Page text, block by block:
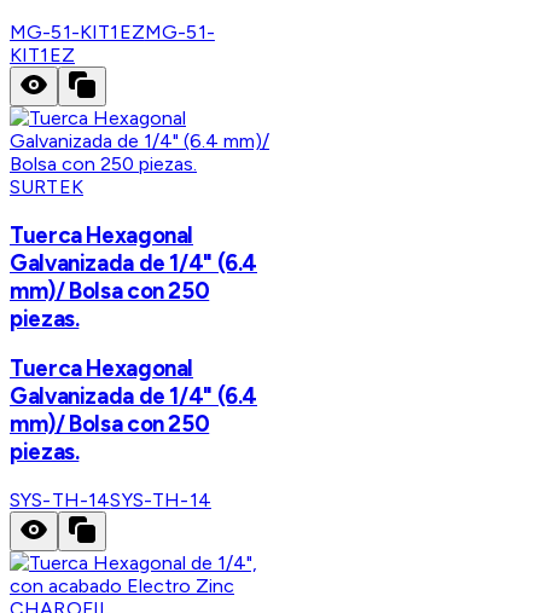
MG-51-KIT1EZMG-51-
KIT1EZ
SURTEK
Tuerca Hexagonal
Galvanizada de 1/4" (6.4
mm)/ Bolsa con 250
piezas.
Tuerca Hexagonal
Galvanizada de 1/4" (6.4
mm)/ Bolsa con 250
piezas.
SYS-TH-14SYS-TH-14